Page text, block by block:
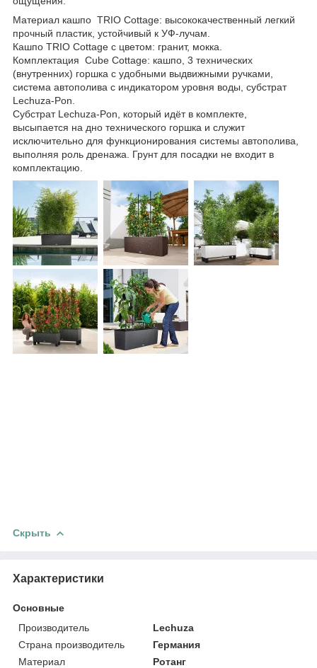
Материал кашпо TRIO Cottage: высококачественный легкий
прочный пластик, устойчивый к УФ-лучам.
Кашпо TRIO Cottage с цветом: гранит, мокка.
Комплектация Cube Cottage: кашпо, 3 технических
(внутренних) горшка с удобными выдвижными ручками,
система автополива с индикатором уровня воды, субстрат
Lechuza-Pon.
Субстрат Lechuza-Pon, который идёт в комплекте,
высыпается на дно технического горшка и служит
исключительно для функционирования системы автополива,
выполняя роль дренажа. Грунт для посадки не входит в
комплектацию.
Скрыть
Характеристики
Основные
Производитель
Lechuza
Страна производитель
Германия
Материал
Ротанг